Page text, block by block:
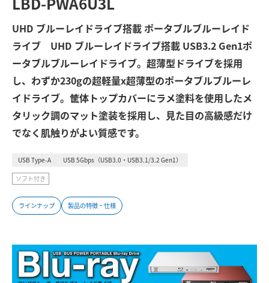
UHD ブルーレイドライブ搭載 ポータブルブルーレイド
ライブ UHD ブルーレイドライブ搭載 USB3.2 Gen1ポ
ータブルブルーレイドライブ。超薄型ドライブを採用
し、わずか230gの超軽量x超薄型のポータブルブルーレ
イドライブ。筐体トップカバーにラメ塗料を使用したメ
タリック調のマット塗装を採用し、見た目の高級感だけ
でなく肌触りがよい質感です。
USB Type-A USB 5Gbps（USB3.0・USB3.1/3.2 Gen1）
ソフト付き
ラインナップ 製品の特徴・仕様